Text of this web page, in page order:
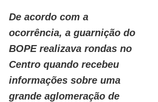
De acordo com a
ocorrência, a guarnição do
BOPE realizava rondas no
Centro quando recebeu
informações sobre uma
grande aglomeração de